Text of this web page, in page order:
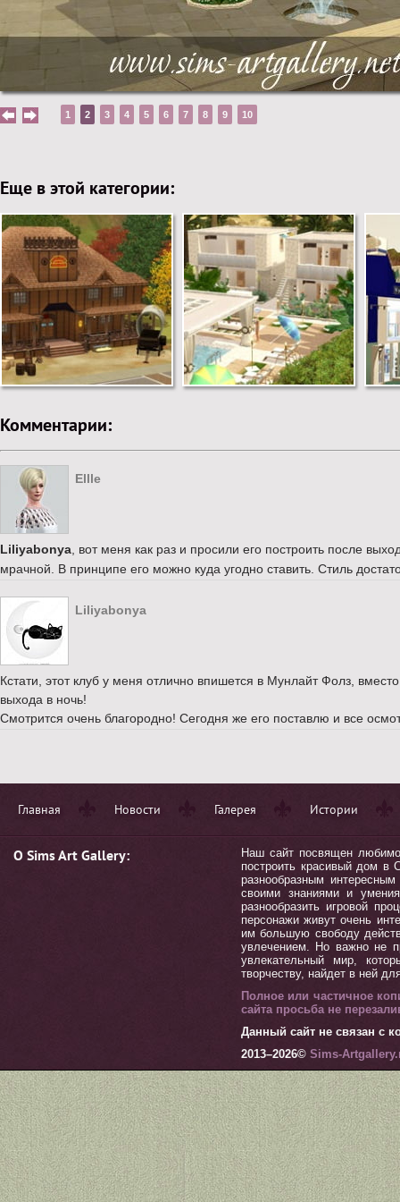
1 2 3 4 5 6 7 8 9 10
Еще в этой категории:
Комментарии:
Ellle
Liliyabonya , вот меня как раз и просили его построить после
мрачной. В принципе его можно куда угодно ставить. Стиль
Liliyabonya
Кстати, этот клуб у меня отлично впишется в Мунлайт Фолз,
выхода в ночь!
Смотрится очень благородно! Сегодня же его поставлю и все
Главная Новости Галерея Истории
О Sims Art Gallery:
Наш сайт посвящен
построить красивый дом в
разнообразным
своими знаниями и
разнообразить игровой
персонажи живут очень
им большую свободу
увлечением. Но важно не
увлекательный мир,
творчеству, найдет в ней
Полное или частичное
сайта просьба не
Данный сайт не связан с
2013–2026© Sims-